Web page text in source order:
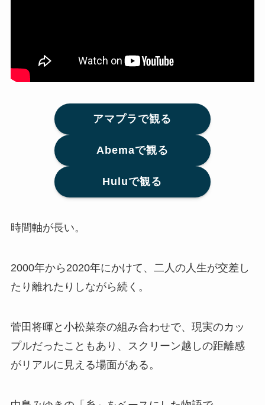
アマプラで観る
Abemaで観る
Huluで観る
時間軸が長い。
2000年から2020年にかけて、二人の人生が交差し
たり離れたりしながら続く。
菅田将暉と小松菜奈の組み合わせで、現実のカッ
プルだったこともあり、スクリーン越しの距離感
がリアルに見える場面がある。